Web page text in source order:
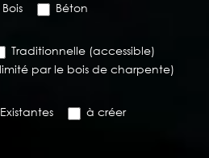
Bois Béton
Traditionnelle (accessible)
par le bois de charpente)
Existantes
à créer